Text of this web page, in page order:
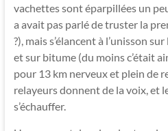
vachettes sont éparpillées un
a avait pas parlé de truster la
?), mais s’élancent à l’unisson
et sur bitume (du moins c’était
pour 13 km nerveux et plein de
relayeurs donnent de la voix, et
s’échauffer.